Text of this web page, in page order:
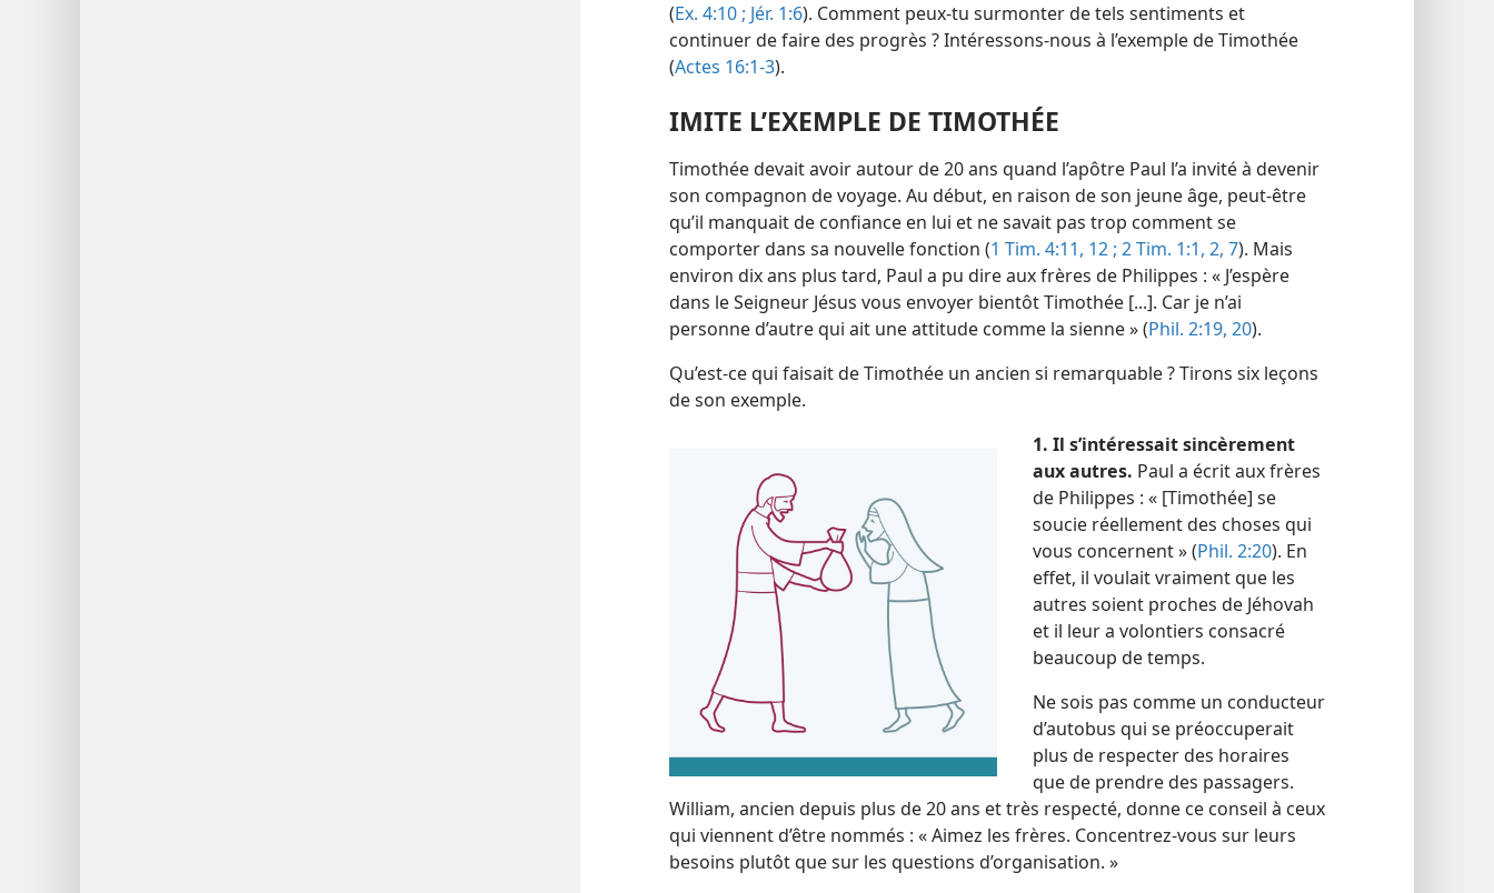
(Ex. 4:10 ; Jér. 1:6). Comment peux-​tu surmonter de tels sentiments et
continuer de faire des progrès ? Intéressons-​nous à l’exemple de Timothée
(Actes 16:1-3).
IMITE L’EXEMPLE DE TIMOTHÉE
Timothée devait avoir autour de 20 ans quand l’apôtre Paul l’a invité à devenir
son compagnon de voyage. Au début, en raison de son jeune âge, peut-être
qu’il manquait de confiance en lui et ne savait pas trop comment se
comporter dans sa nouvelle fonction (1 Tim. 4:11, 12 ; 2 Tim. 1:1, 2, 7). Mais
environ dix ans plus tard, Paul a pu dire aux frères de Philippes : « J’espère
dans le Seigneur Jésus vous envoyer bientôt Timothée [...]. Car je n’ai
personne d’autre qui ait une attitude comme la sienne » (Phil. 2:19, 20).
Qu’est-​ce qui faisait de Timothée un ancien si remarquable ? Tirons six leçons
de son exemple.
1. Il s’intéressait sincèrement
aux autres. Paul a écrit aux frères
de Philippes : « [Timothée] se
soucie réellement des choses qui
vous concernent » (Phil. 2:20). En
effet, il voulait vraiment que les
autres soient proches de Jéhovah
et il leur a volontiers consacré
beaucoup de temps.
Ne sois pas comme un conducteur
d’autobus qui se préoccuperait
plus de respecter des horaires
que de prendre des passagers.
William, ancien depuis plus de 20 ans et très respecté, donne ce conseil à ceux
qui viennent d’être nommés : « Aimez les frères. Concentrez-​vous sur leurs
besoins plutôt que sur les questions d’organisation. »